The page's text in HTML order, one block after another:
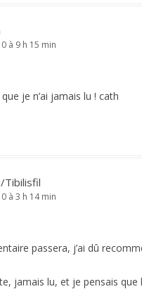
à 9 h 15 min
je n’ai jamais lu ! cath
Tibilisfil
à 3 h 14 min
passera, j’ai dû
jamais lu, et je pensais